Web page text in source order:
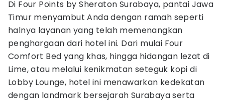
Di Four Points by Sheraton Surabaya, pantai Jawa
Timur menyambut Anda dengan ramah seperti
halnya layanan yang telah memenangkan
penghargaan dari hotel ini. Dari mulai Four
Comfort Bed yang khas, hingga hidangan lezat di
Lime, atau melalui kenikmatan seteguk kopi di
Lobby Lounge, hotel ini menawarkan kedekatan
dengan landmark bersejarah Surabaya serta